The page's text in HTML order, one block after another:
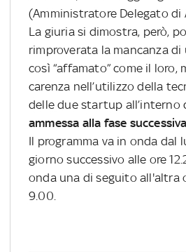
(Amministratore Delegato di
La giuria si dimostra, però,
rimproverata la mancanza
così “affamato” come il
carenza nell’utilizzo della
delle due startup all’interno
ammessa alla fase successiva
Il programma va in onda dal
giorno successivo alle ore
onda una di seguito all'altra
9.00.